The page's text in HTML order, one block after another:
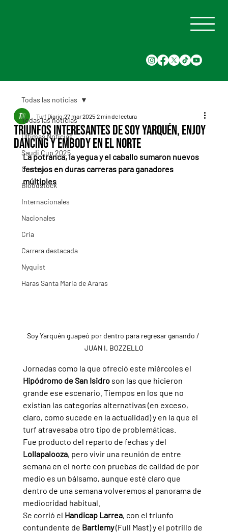
Todas las noticias
Últimas Noticias
Saudi Cup 2025
Carreras
Bloodstock
Internacionales
Nacionales
Cria
Carrera destacada
Nyquist
Haras Santa Maria de Araras
Todas las noticias
Triunfos interesantes de Soy Yarquén, Enjoy
Dancing y Embody en el norte
Turf Diario 27 mar 2025 2 min de lectura
La potranca, la yegua y el caballo sumaron nuevos
festejos en duras carreras para ganadores
múltiples
Soy Yarquén guapeó por dentro para regresar ganando /
JUAN I. BOZZELLO
Jornadas como la que ofreció este miércoles el
Hipódromo de San Isidro son las que hicieron
grande ese escenario. Tiempos en los que no
existían las categorías alternativas (en exceso,
claro, como sucede en la actualidad) y en la que el
turf atravesaba otro tipo de problemáticas.
Fue producto del reparto de fechas y del
Lollapalooza, pero vivir una reunión de entre
semana en el norte con pruebas de calidad de por
medio es un bálsamo, aunque esté claro que
dentro de una semana volveremos al panorama de
mediocridad habitual.
Se corrió el Handicap Larrea, con el triunfo
contundente de Bartlemy (Full Mast) y el potrillo de